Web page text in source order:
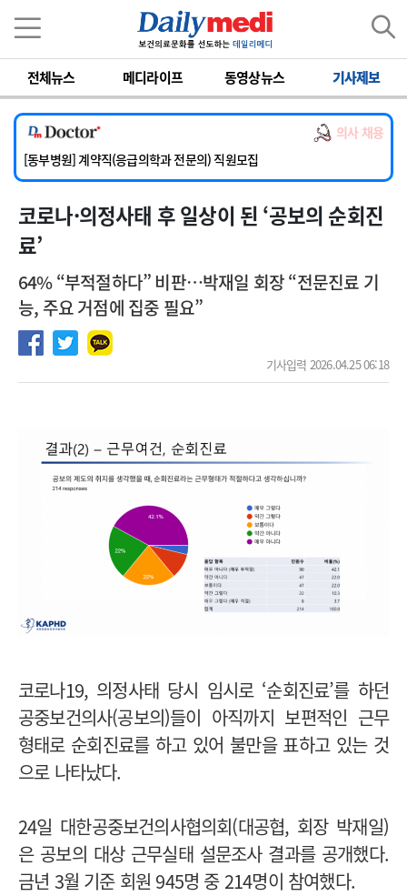
전체뉴스 메디라이프 동영상뉴스 기사제보
의사 채용
[서울아산병원] 2026년 하반기 인턴 모집
[영남대학교의료원] 마취통증의학과 임기제 임상의사 채용
[충남대학교병원] 소아청소년과(소아응급전담) 계약직 의사 공개채용
[동부병원] 계약직(응급의학과 전문의) 직원모집
[이대목동병원] 하반기 전공의(레지던트1년차) 모집
[서울아산병원] 2026년 하반기 인턴 모집
[영남대학교의료원] 마취통증의학과 임기제 임상의사 채용
코로나·의정사태 후 일상이 된 ‘공보의 순회진
료’
64% “부적절하다” 비판…박재일 회장 “전문진료 기
능, 주요 거점에 집중 필요”
기사입력 2026.04.25 06:18
코로나19, 의정사태 당시 임시로 ‘순회진료’를 하던
공중보건의사(공보의)들이 아직까지 보편적인 근무
형태로 순회진료를 하고 있어 불만을 표하고 있는 것
으로 나타났다.
24일 대한공중보건의사협의회(대공협, 회장 박재일)
은 공보의 대상 근무실태 설문조사 결과를 공개했다.
금년 3월 기준 회원 945명 중 214명이 참여했다.